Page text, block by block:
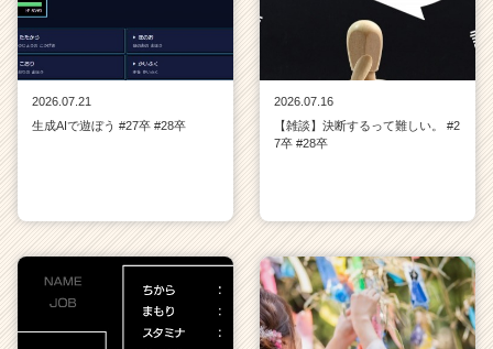
2026.07.21
生成AIで遊ぼう #27卒 #28卒
2026.07.16
【雑談】決断するって難しい。 #2
7卒 #28卒